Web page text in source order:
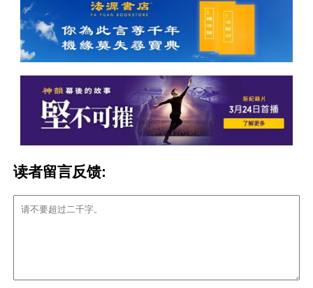
读者留言反馈: